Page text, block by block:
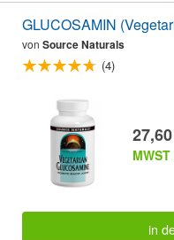
GLUCOSAMIN
von Source Naturals
(4)
in